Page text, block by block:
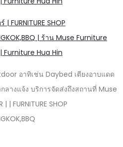
FURNITURE SHOP
| ร้าน Muse Furniture
Furniture Hua Hin
อาทิเช่น Daybed เตียงอาบแดด
ลางแจ้ง บริการจัดส่งถึงสถานที่ Muse
| FURNITURE SHOP